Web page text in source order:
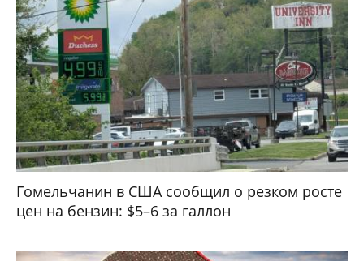
Гомельчанин в США сообщил о резком росте
цен на бензин: $5–6 за галлон